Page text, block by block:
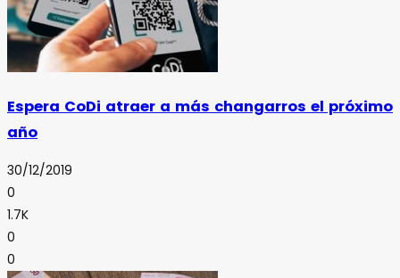
Espera CoDi atraer a más changarros el próximo
año
30/12/2019
0
1.7K
0
0